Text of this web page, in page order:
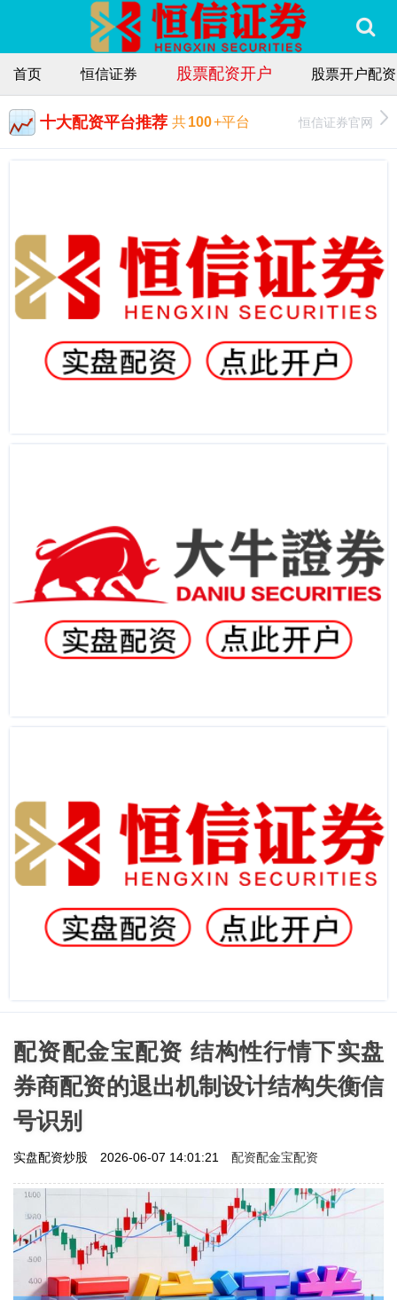
首页 恒信证券 股票配资开户 股票开户配资
十大配资平台推荐 共100+平台 恒信证券官网
配资配金宝配资 结构性行情下实盘
券商配资的退出机制设计结构失衡信
号识别
实盘配资炒股 2026-06-07 14:01:21 配资配金宝配资